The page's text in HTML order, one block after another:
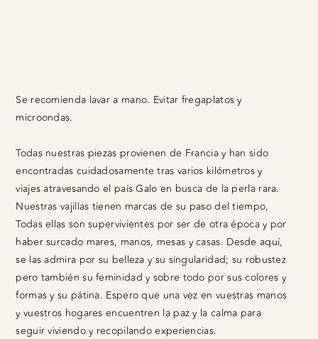
Se recomienda lavar a mano. Evitar fregaplatos y
microondas.
Todas nuestras piezas provienen de Francia y han sido
encontradas cuidadosamente tras varios kilómetros y
viajes atravesando el país Galo en busca de la perla rara.
Nuestras vajillas tienen marcas de su paso del tiempo,
Todas ellas son supervivientes por ser de otra época y por
haber surcado mares, manos, mesas y casas. Desde aquí,
se las admira por su belleza y su singularidad; su robustez
pero también su feminidad y sobre todo por sus colores y
formas y su pátina. Espero que una vez en vuestras manos
y vuestros hogares encuentren la paz y la calma para
seguir viviendo y recopilando experiencias.